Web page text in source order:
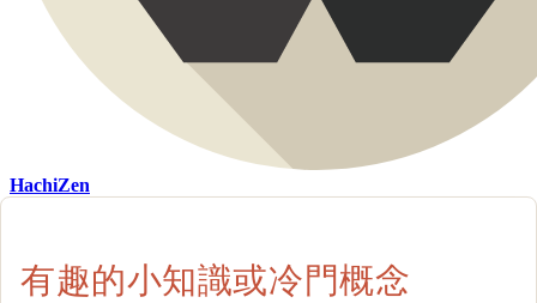
HachiZen
有趣的小知識或冷門概念